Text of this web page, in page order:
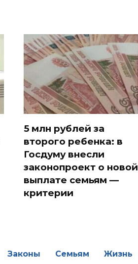
5 млн рублей за
второго ребенка: в
Госдуму внесли
законопроект о новой
выплате семьям —
критерии
Законы Семьям Жизнь